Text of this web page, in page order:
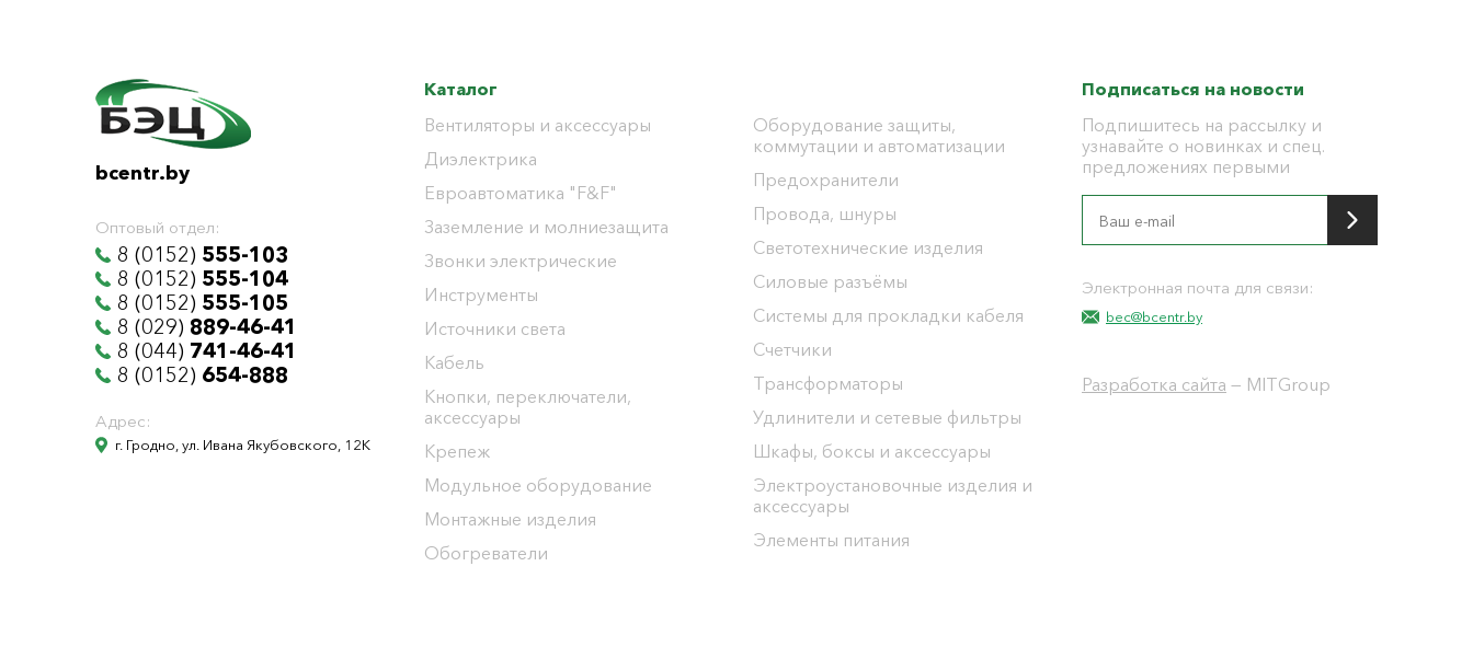
bcentr.by
Оптовый отдел:
8 (0152) 555-103
8 (0152) 555-104
8 (0152) 555-105
8 (029) 889-46-41
8 (044) 741-46-41
8 (0152) 654-888
Адрес:
г. Гродно, ул. Ивана Якубовского, 12К
Каталог
Вентиляторы и аксессуары
Диэлектрика
Евроавтоматика "F&F"
Заземление и молниезащита
Звонки электрические
Инструменты
Источники света
Кабель
Кнопки, переключатели,
аксессуары
Крепеж
Модульное оборудование
Монтажные изделия
Обогреватели
Оборудование защиты,
коммутации и автоматизации
Предохранители
Провода, шнуры
Светотехнические изделия
Силовые разъёмы
Системы для прокладки кабеля
Счетчики
Трансформаторы
Удлинители и сетевые фильтры
Шкафы, боксы и аксессуары
Электроустановочные изделия и
аксессуары
Элементы питания
Подписаться на новости
Подпишитесь на рассылку и
узнавайте о новинках и спец.
предложениях первыми
Электронная почта для связи:
bec@bcentr.by
Разработка сайта — MITGroup